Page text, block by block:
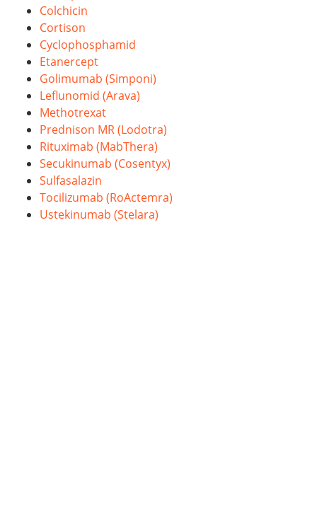
Colchicin
Cortison
Cyclophosphamid
Etanercept
Golimumab (Simponi)
Leflunomid (Arava)
Methotrexat
Prednison MR (Lodotra)
Rituximab (MabThera)
Secukinumab (Cosentyx)
Sulfasalazin
Tocilizumab (RoActemra)
Ustekinumab (Stelara)